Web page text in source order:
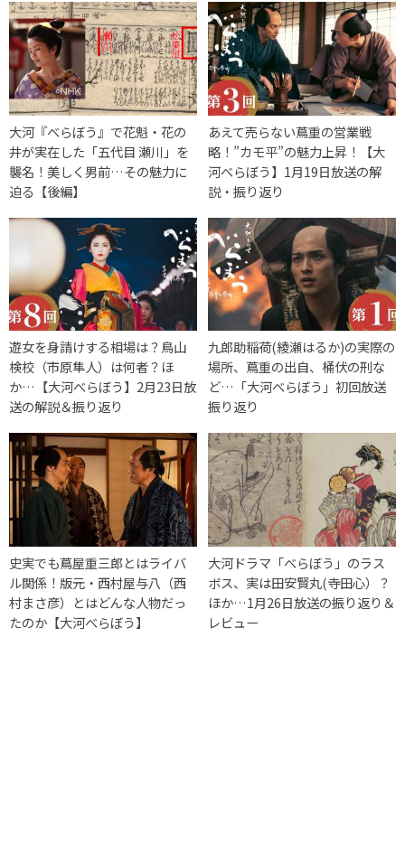
大河『べらぼう』で花魁・花の
井が実在した「五代目 瀬川」を
襲名！美しく男前…その魅力に
迫る【後編】
あえて売らない蔦重の営業戦
略！”カモ平”の魅力上昇！【大
河べらぼう】1月19日放送の解
説・振り返り
遊女を身請けする相場は？鳥山
検校（市原隼人）は何者？ほ
か…【大河べらぼう】2月23日放
送の解説＆振り返り
九郎助稲荷(綾瀬はるか)の実際の
場所、蔦重の出自、桶伏の刑な
ど…「大河べらぼう」初回放送
振り返り
史実でも蔦屋重三郎とはライバ
ル関係！版元・西村屋与八（西
村まさ彦）とはどんな人物だっ
たのか【大河べらぼう】
大河ドラマ「べらぼう」のラス
ボス、実は田安賢丸(寺田心）？
ほか…1月26日放送の振り返り＆
レビュー